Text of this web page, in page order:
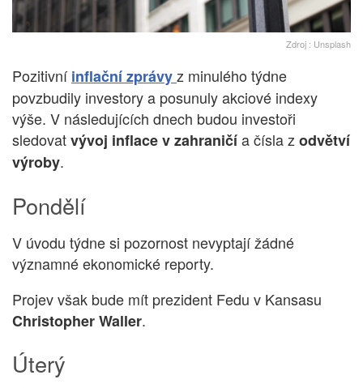
Zdroj : Unsplash
Pozitivníinflační zprávyz minulého týdne
povzbudily investory a posunuly akciové indexy
výše. V následujících dnech budou investoři
sledovatvývoj inflace v zahraničía čísla zodvětví
výroby.
Pondělí
V úvodu týdne si pozornost nevyptají žádné
významné ekonomické reporty.
Projev však bude mít prezident Fedu v Kansasu
Christopher Waller.
Úterý